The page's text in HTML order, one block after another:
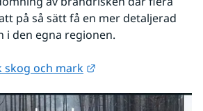
på så sätt få en mer detaljerad
i den egna regionen.
skog och mark